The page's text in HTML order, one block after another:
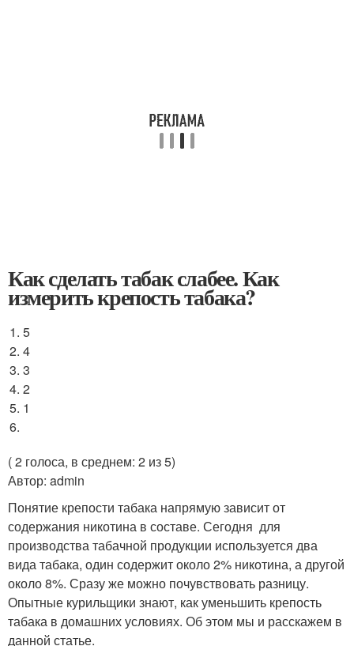
Как сделать табак слабее. Как
измерить крепость табака?
5
4
3
2
1
( 2 голоса, в среднем: 2 из 5)
Автор: admin
Понятие крепости табака напрямую зависит от
содержания никотина в составе. Сегодня для
производства табачной продукции используется два
вида табака, один содержит около 2% никотина, а другой
около 8%. Сразу же можно почувствовать разницу.
Опытные курильщики знают, как уменьшить крепость
табака в домашних условиях. Об этом мы и расскажем в
данной статье.